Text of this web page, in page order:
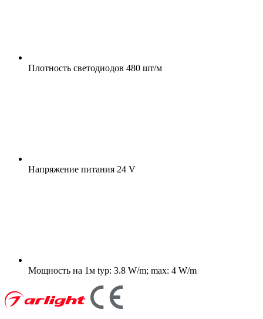
Плотность светодиодов 480 шт/м
Напряжение питания 24 V
Мощность на 1м typ: 3.8 W/m; max: 4 W/m